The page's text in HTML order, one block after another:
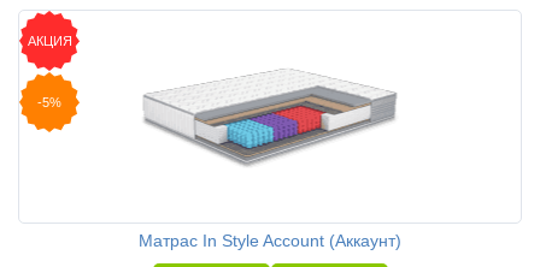
АКЦИЯ
-5%
Матрас In Style Account (Аккаунт)